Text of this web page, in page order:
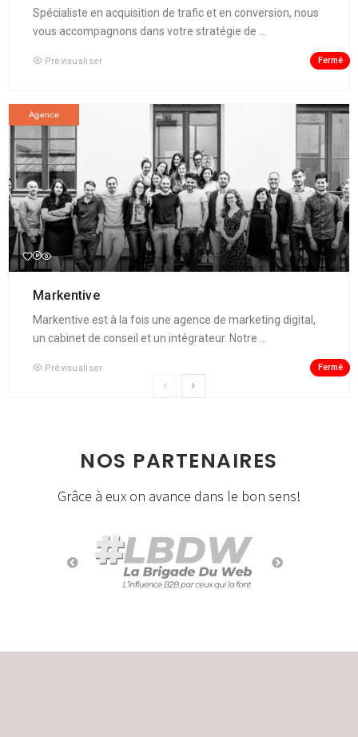
Spécialiste en acquisition de trafic et en conversion, nous
vous accompagnons dans votre stratégie de ...
Prévisualiser Fermé
Agence
Markentive
Markentive est à la fois une agence de marketing digital,
un cabinet de conseil et un intégrateur. Notre ...
Prévisualiser Fermé
NOS PARTENAIRES
Grâce à eux on avance dans le bon sens!